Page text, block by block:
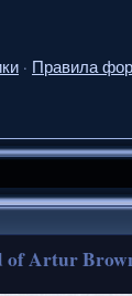
· Правила
Artur